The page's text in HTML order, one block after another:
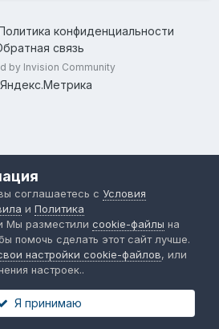
конфиденциальности
связь
by Invision Community
соглашаетесь с Условия
и Политика
Мы разместили cookie-файлы на
помочь сделать этот сайт лучше.
настройки cookie-файлов, или
настроек..
Я принимаю